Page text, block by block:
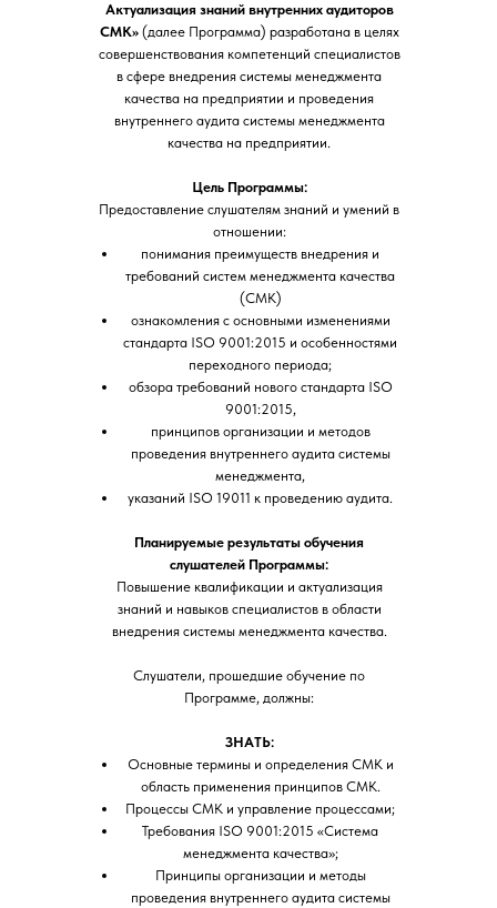
Актуализация знаний внутренних аудиторов
СМК» (далее Программа) разработана в целях
совершенствования компетенций специалистов
в сфере внедрения системы менеджмента
качества на предприятии и проведения
внутреннего аудита системы менеджмента
качества на предприятии.
Цель Программы:
Предоставление слушателям знаний и умений в
отношении:
понимания преимуществ внедрения и
требований систем менеджмента качества
(СМК)
ознакомления с основными изменениями
стандарта ISO 9001:2015 и особенностями
переходного периода;
обзора требований нового стандарта ISO
9001:2015,
принципов организации и методов
проведения внутреннего аудита системы
менеджмента,
указаний ISO 19011 к проведению аудита.
Планируемые результаты обучения
слушателей Программы:
Повышение квалификации и актуализация
знаний и навыков специалистов в области
внедрения системы менеджмента качества.
Слушатели, прошедшие обучение по
Программе, должны:
ЗНАТЬ:
Основные термины и определения СМК и
область применения принципов СМК.
Процессы СМК и управление процессами;
Требования ISO 9001:2015 «Система
менеджмента качества»;
Принципы организации и методы
проведения внутреннего аудита системы